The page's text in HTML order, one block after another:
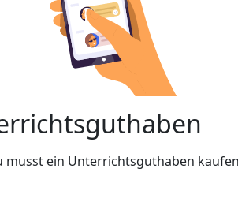
ein Unterrichtsguthaben